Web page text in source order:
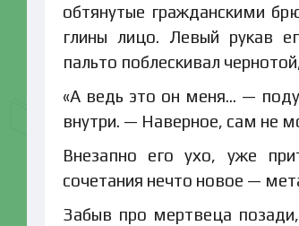
обтянутые гражданскими
глины лицо. Левый рукав
пальто поблескивал
«А ведь это он меня… —
внутри. — Наверное, сам не
Внезапно его ухо, уже
сочетания нечто новое —
Забыв про мертвеца